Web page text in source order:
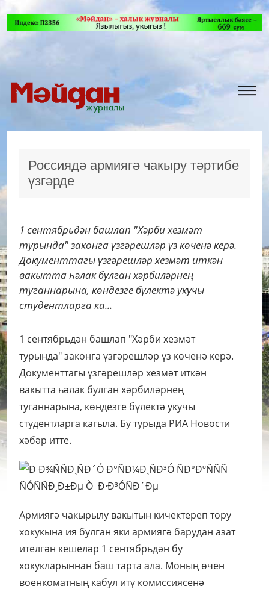
Россиядә армиягә чакыру тәртибе
үзгәрде
1 сентябрьдән башлап "Хәрби хезмәт
турында" законга үзгәрешләр үз көченә керә.
Документтагы үзгәрешләр хезмәт иткән
вакытта һәлак булган хәрбиләрнең
туганнарына, көндезге бүлектә укучы
студентларга ка...
1 сентябрьдән башлап "Хәрби хезмәт
турында" законга үзгәрешләр үз көченә керә.
Документтагы үзгәрешләр хезмәт иткән
вакытта һәлак булган хәрбиләрнең
туганнарына, көндезге бүлектә укучы
студентларга кагыла. Бу турыда РИА Новости
хәбәр итте.
Армиягә чакырылу вакытын кичектереп тору
хокукына ия булган яки армиягә барудан азат
ителгән кешеләр 1 сентябрьдән бу
хокукларыннан баш тарта ала. Моның өчен
военкоматның кабул итү комиссиясенә